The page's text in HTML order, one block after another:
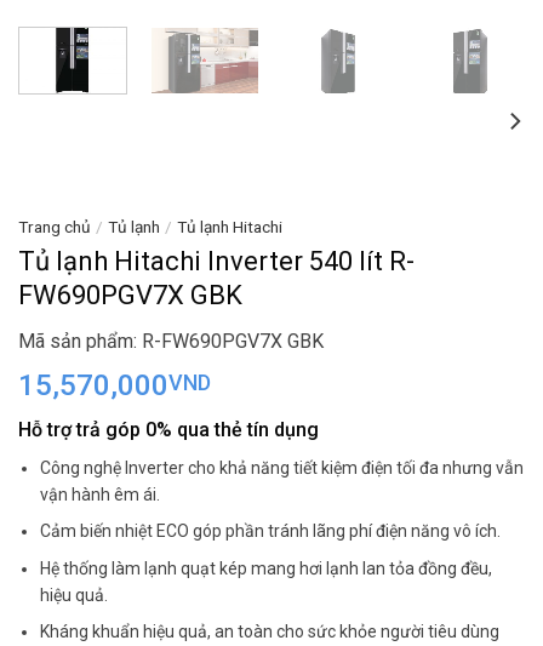
Trang chủ / Tủ lạnh / Tủ lạnh Hitachi
Tủ lạnh Hitachi Inverter 540 lít R-
FW690PGV7X GBK
Mã sản phẩm: R-FW690PGV7X GBK
15,570,000VND
Hỗ trợ trả góp 0% qua thẻ tín dụng
Công nghệ Inverter cho khả năng tiết kiệm điện tối đa nhưng vẫn
vận hành êm ái.
Cảm biến nhiệt ECO góp phần tránh lãng phí điện năng vô ích.
Hệ thống làm lạnh quạt kép mang hơi lạnh lan tỏa đồng đều,
hiệu quả.
Kháng khuẩn hiệu quả, an toàn cho sức khỏe người tiêu dùng